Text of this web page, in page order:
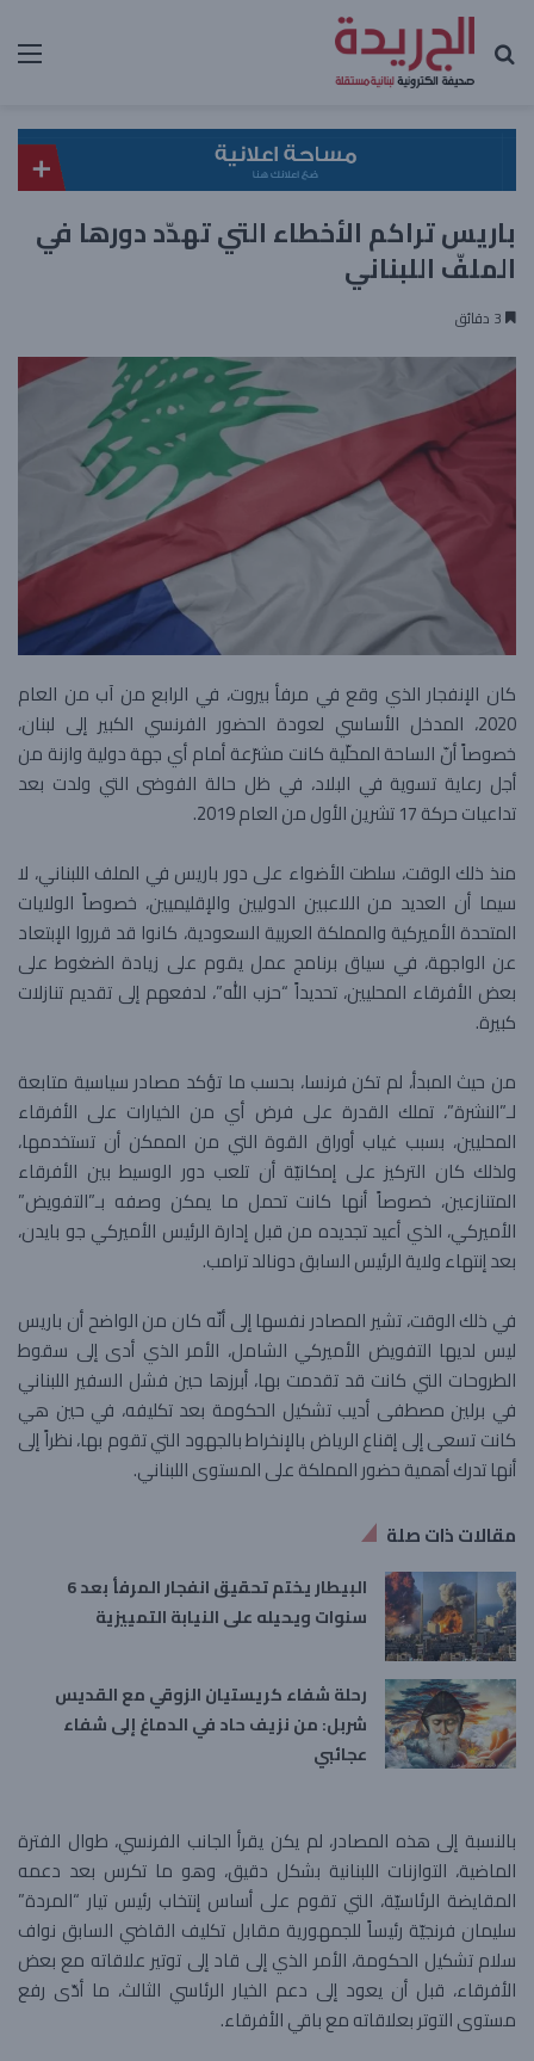
بحث عن
باريس تراكم الأخطاء التي تهدّد دورها في
الملفّ اللبناني
كان الإنفجار الذي وقع في ​مرفأ بيروت​، في الرابع من آب من العام
2020، المدخل الأساسي لعودة الحضور الفرنسي الكبير إلى ​لبنان​،
خصوصاً أنّ الساحة المحلّية كانت مشرّعة أمام أي جهة دولية وازنة من
أجل رعاية تسوية في البلاد، في ظل حالة الفوضى التي ولدت بعد
تداعيات حركة 17 تشرين الأول من العام 2019.
منذ ذلك الوقت، سلطت الأضواء على دور باريس في الملف اللبناني، لا
سيما أن العديد من اللاعبين الدوليين والإقليميين، خصوصاً الولايات
المتحدة الأميركية والمملكة العربية السعودية، كانوا قد قرروا الإبتعاد
عن الواجهة، في سياق برنامج عمل يقوم على زيادة الضغوط على
بعض الأفرقاء المحليين، تحديداً “​حزب الله​”، لدفعهم إلى تقديم تنازلات
كبيرة.
من حيث المبدأ، لم تكن ​فرنسا​، بحسب ما تؤكد مصادر سياسية متابعة
لـ”النشرة”، تملك القدرة على فرض أي من الخيارات على الأفرقاء
المحليين، بسبب غياب أوراق القوة التي من الممكن أن تستخدمها،
ولذلك كان التركيز على إمكانيّة أن تلعب دور الوسيط بين الأفرقاء
المتنازعين، خصوصاً أنها كانت تحمل ما يمكن وصفه بـ”التفويض”
الأميركي، الذي أعيد تجديده من قبل إدارة الرئيس الأميركي جو بايدن،
بعد إنتهاء ولاية الرئيس السابق دونالد ترامب.
في ذلك الوقت، تشير المصادر نفسها إلى أنّه كان من الواضح أن باريس
ليس لديها التفويض الأميركي الشامل، الأمر الذي أدى إلى سقوط
الطروحات التي كانت قد تقدمت بها، أبرزها حين فشل السفير اللبناني
في برلين مصطفى أديب تشكيل الحكومة بعد تكليفه، في حين هي
كانت تسعى إلى إقناع الرياض بالإنخراط بالجهود التي تقوم بها، نظراً إلى
أنها تدرك أهمية حضور المملكة على المستوى اللبناني.
مقالات ذات صلة
البيطار يختم تحقيق انفجار المرفأ بعد 6
سنوات ويحيله على النيابة التمييزية
رحلة شفاء كريستيان الزوقي مع القديس
شربل: من نزيف حاد في الدماغ إلى شفاء
عجائبي
بالنسبة إلى هذه المصادر، لم يكن يقرأ الجانب الفرنسي، طوال الفترة
الماضية، التوازنات اللبنانية بشكل دقيق، وهو ما تكرس بعد دعمه
المقايضة الرئاسيّة، التي تقوم على أساس إنتخاب رئيس تيار “المردة”
سليمان فرنجيّة رئيساً للجمهورية مقابل تكليف القاضي السابق نواف
سلام تشكيل الحكومة، الأمر الذي إلى قاد إلى توتير علاقاته مع بعض
الأفرقاء، قبل أن يعود إلى دعم الخيار الرئاسي الثالث، ما أدّى رفع
مستوى التوتر بعلاقاته مع باقي الأفرقاء.